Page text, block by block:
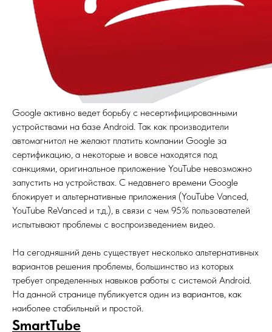
Google активно ведет борьбу с несертифицированными
устройствами на базе Android. Так как производители
автомагнитол не желают платить компании Google за
сертификацию, а некоторые и вовсе находятся под
санкциями, оригинальное приложение YouTube невозможно
запустить на устройствах. С недавнего времени Google
блокирует и альтернативные приложения (YouTube Vanced,
YouTube ReVanced и т.д.), в связи с чем 95% пользователей
испытывают проблемы с воспроизведением видео.
На сегодняшний день существует несколько альтернативных
вариантов решения проблемы, большинство из которых
требует определенных навыков работы с системой Android.
На данной странице публикуется один из вариантов, как
наиболее стабильный и простой.
SmartTube